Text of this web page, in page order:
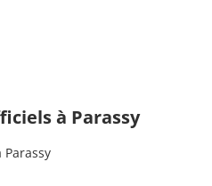
à Parassy